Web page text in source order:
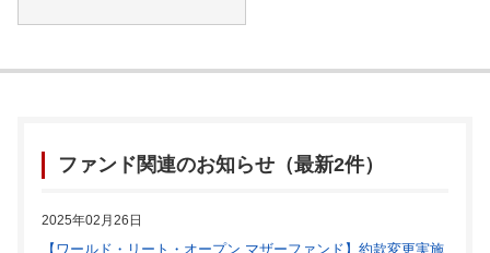
ファンド関連のお知らせ（最新2件）
2025年02月26日
【ワールド・リート・オープン マザーファンド】約款変更実施